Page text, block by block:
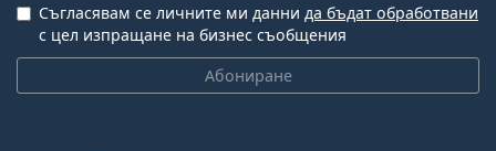
Абониране
Съгласявам се личните ми данни да бъдат обработвани
с цел изпращане на бизнес съобщения